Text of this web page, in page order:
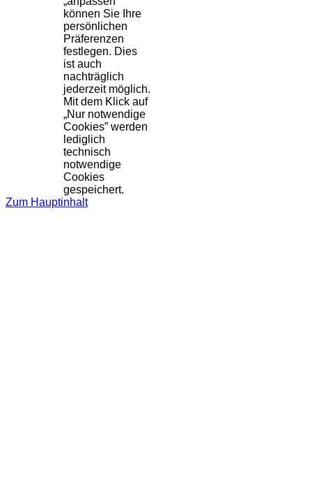
können Sie Ihre
persönlichen
Präferenzen
festlegen. Dies
ist auch
nachträglich
jederzeit möglich.
Mit dem Klick auf
„Nur notwendige
Cookies” werden
lediglich
technisch
notwendige
Cookies
gespeichert.
Zum Hauptinhalt